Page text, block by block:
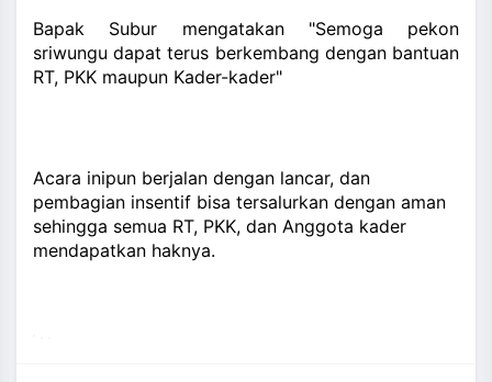
Bapak Subur mengatakan "Semoga pekon
sriwungu dapat terus berkembang dengan bantuan
RT, PKK maupun Kader-kader"
Acara inipun berjalan dengan lancar, dan
pembagian insentif bisa tersalurkan dengan aman
sehingga semua RT, PKK, dan Anggota kader
mendapatkan haknya.